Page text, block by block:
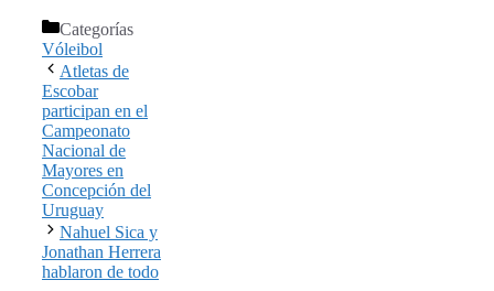
Categorías
Vóleibol
Atletas de
Escobar
participan en el
Campeonato
Nacional de
Mayores en
Concepción del
Uruguay
Nahuel Sica y
Jonathan Herrera
hablaron de todo